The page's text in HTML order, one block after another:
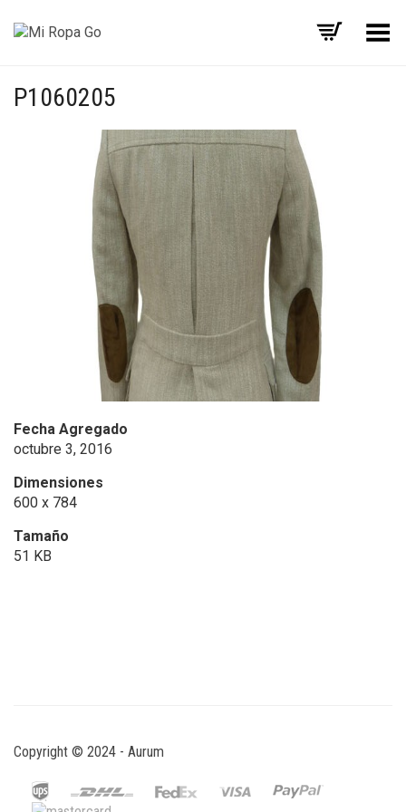
Menú
P1060205
Fecha Agregado
octubre 3, 2016
Dimensiones
600 x 784
Tamaño
51 KB
Copyright © 2024 - Aurum